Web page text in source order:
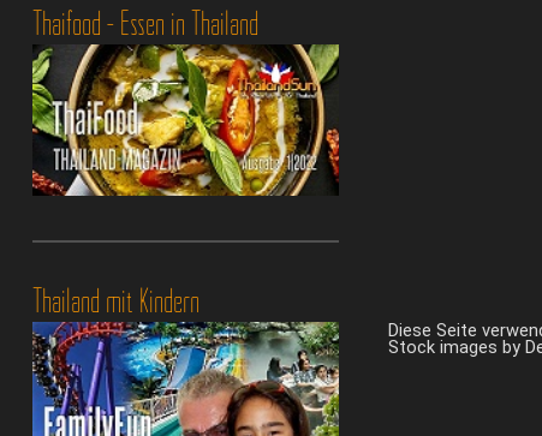
Diese Seite
Stock images by
Thaifood - Essen in Thailand
Thailand mit Kindern